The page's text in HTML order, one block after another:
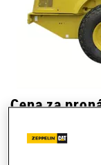
Cena za
1 - 22 dnů